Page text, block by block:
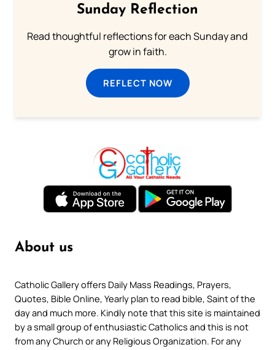
Sunday Reflection
Read thoughtful reflections for each Sunday and
grow in faith.
REFLECT NOW
About us
Catholic Gallery offers Daily Mass Readings, Prayers,
Quotes, Bible Online, Yearly plan to read bible, Saint of the
day and much more. Kindly note that this site is maintained
by a small group of enthusiastic Catholics and this is not
from any Church or any Religious Organization. For any